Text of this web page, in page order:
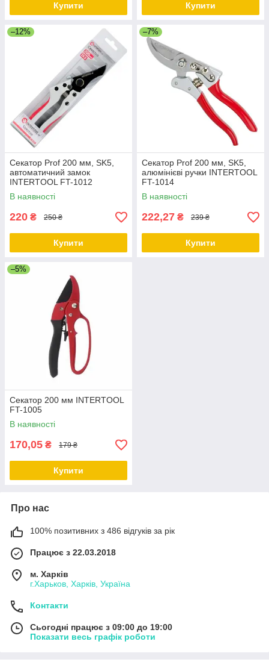
Купити Купити
–12%
Секатор Prof 200 мм, SK5,
автоматичний замок
INTERTOOL FT-1012
В наявності
220 ₴ 250 ₴
Купити
–7%
Секатор Prof 200 мм, SK5,
алюмінієві ручки INTERTOOL
FT-1014
В наявності
222,27 ₴ 239 ₴
Купити
–5%
Секатор 200 мм INTERTOOL
FT-1005
В наявності
170,05 ₴ 179 ₴
Купити
Про нас
100% позитивних з 486 відгуків за рік
Працює з 22.03.2018
м. Харків
г.Харьков, Харків, Україна
Контакти
Сьогодні працює з 09:00 до 19:00
Показати весь графік роботи